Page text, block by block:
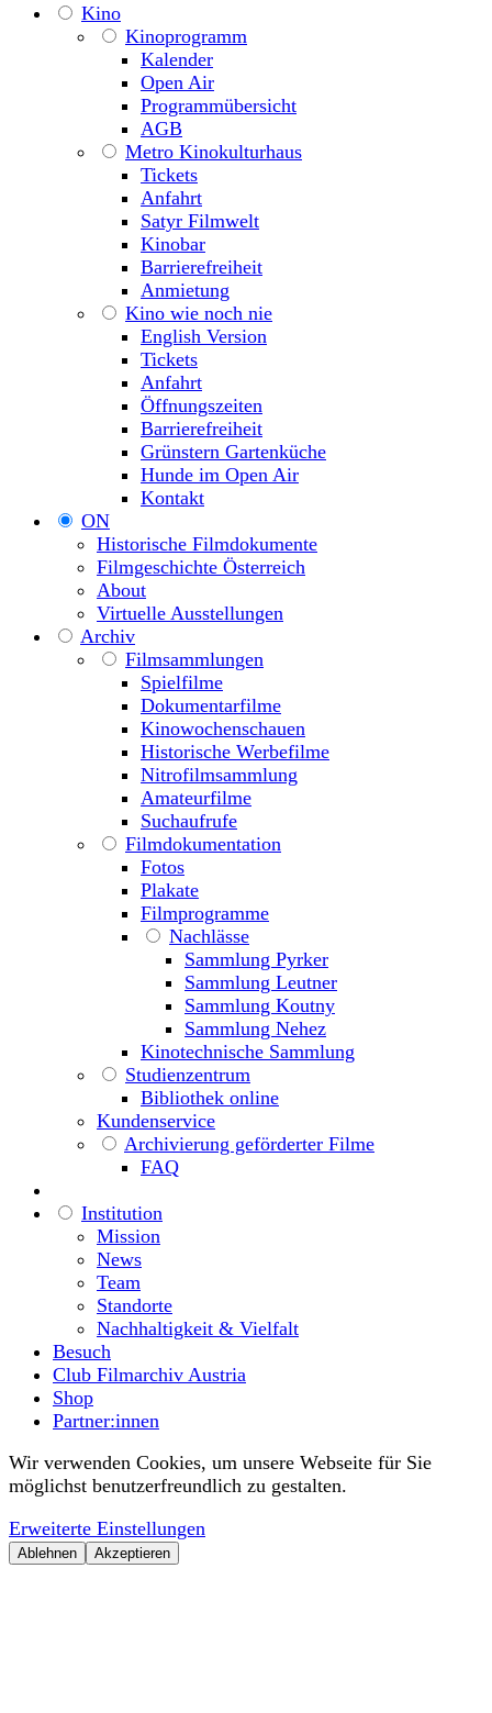
Kino
Kinoprogramm
Kalender
Open Air
Programmübersicht
AGB
Metro Kinokulturhaus
Tickets
Anfahrt
Satyr Filmwelt
Kinobar
Barrierefreiheit
Anmietung
Kino wie noch nie
English Version
Tickets
Anfahrt
Öffnungszeiten
Barrierefreiheit
Grünstern Gartenküche
Hunde im Open Air
Kontakt
ON
Historische Filmdokumente
Filmgeschichte Österreich
About
Virtuelle Ausstellungen
Archiv
Filmsammlungen
Spielfilme
Dokumentarfilme
Kinowochenschauen
Historische Werbefilme
Nitrofilmsammlung
Amateurfilme
Suchaufrufe
Filmdokumentation
Fotos
Plakate
Filmprogramme
Nachlässe
Sammlung Pyrker
Sammlung Leutner
Sammlung Koutny
Sammlung Nehez
Kinotechnische Sammlung
Studienzentrum
Bibliothek online
Kundenservice
Archivierung geförderter Filme
FAQ
Institution
Mission
News
Team
Standorte
Nachhaltigkeit & Vielfalt
Besuch
Club Filmarchiv Austria
Shop
Partner:innen
Wir verwenden Cookies, um unsere Webseite für Sie
möglichst benutzerfreundlich zu gestalten.
Erweiterte Einstellungen
Ablehnen Akzeptieren